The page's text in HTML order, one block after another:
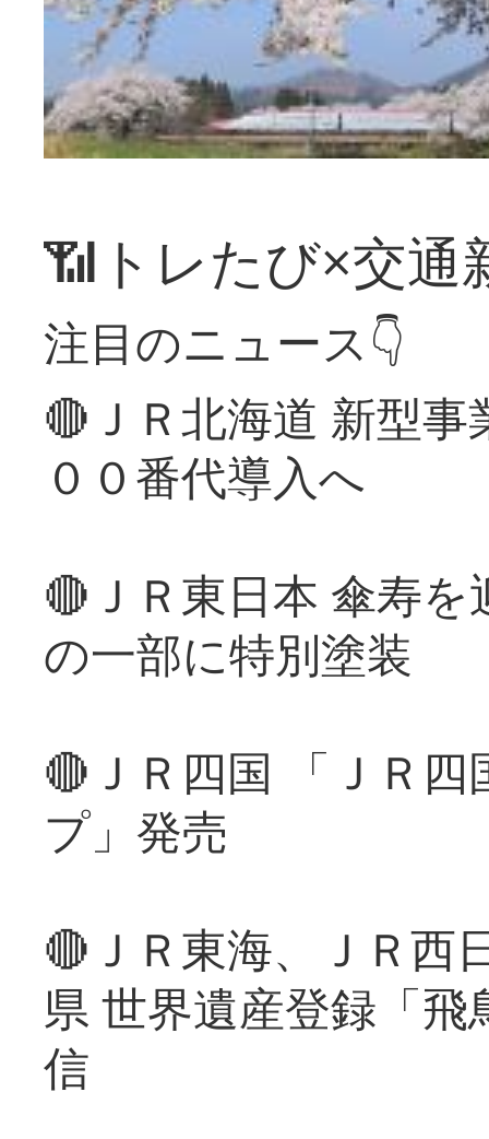
📶トレたび×交通
注目のニュース👇
🔴ＪＲ北海道 新型
００番代導入へ
🔴ＪＲ東日本 傘寿
の一部に特別塗装
🔴ＪＲ四国 「ＪＲ
プ」発売
🔴ＪＲ東海、ＪＲ西
県 世界遺産登録「
信